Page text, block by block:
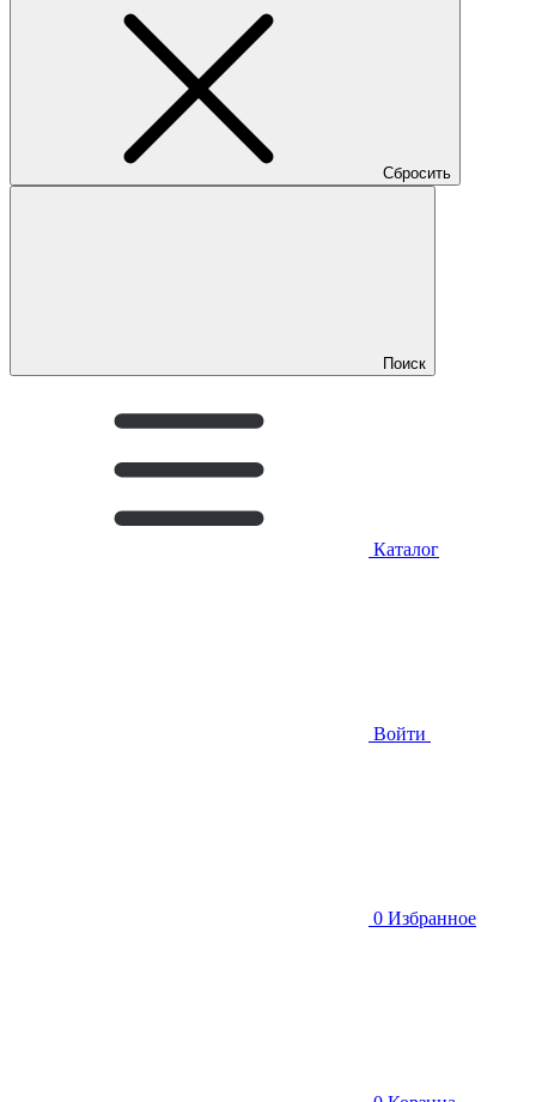
Сбросить
Поиск
Каталог
Войти
0 Избранное